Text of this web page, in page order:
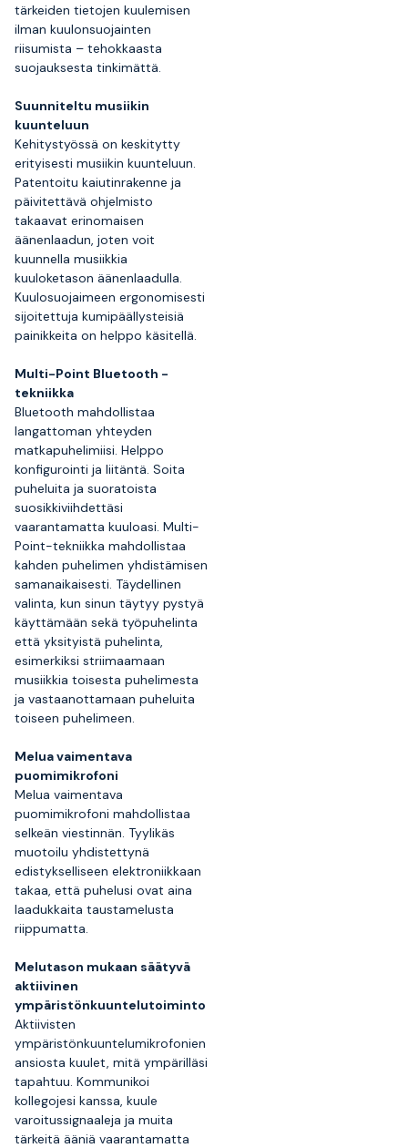
tärkeiden tietojen kuulemisen
ilman kuulonsuojainten
riisumista – tehokkaasta
suojauksesta tinkimättä.
Suunniteltu musiikin
kuunteluun
Kehitystyössä on keskitytty
erityisesti musiikin kuunteluun.
Patentoitu kaiutinrakenne ja
päivitettävä ohjelmisto
takaavat erinomaisen
äänenlaadun, joten voit
kuunnella musiikkia
kuuloketason äänenlaadulla.
Kuulosuojaimeen ergonomisesti
sijoitettuja kumipäällysteisiä
painikkeita on helppo käsitellä.
Multi-Point Bluetooth -
tekniikka
Bluetooth mahdollistaa
langattoman yhteyden
matkapuhelimiisi. Helppo
konfigurointi ja liitäntä. Soita
puheluita ja suoratoista
suosikkiviihdettäsi
vaarantamatta kuuloasi. Multi-
Point-tekniikka mahdollistaa
kahden puhelimen yhdistämisen
samanaikaisesti. Täydellinen
valinta, kun sinun täytyy pystyä
käyttämään sekä työpuhelinta
että yksityistä puhelinta,
esimerkiksi striimaamaan
musiikkia toisesta puhelimesta
ja vastaanottamaan puheluita
toiseen puhelimeen.
Melua vaimentava
puomimikrofoni
Melua vaimentava
puomimikrofoni mahdollistaa
selkeän viestinnän. Tyylikäs
muotoilu yhdistettynä
edistykselliseen elektroniikkaan
takaa, että puhelusi ovat aina
laadukkaita taustamelusta
riippumatta.
Melutason mukaan säätyvä
aktiivinen
ympäristönkuuntelutoiminto
Aktiivisten
ympäristönkuuntelumikrofonien
ansiosta kuulet, mitä ympärilläsi
tapahtuu. Kommunikoi
kollegojesi kanssa, kuule
varoitussignaaleja ja muita
tärkeitä ääniä vaarantamatta